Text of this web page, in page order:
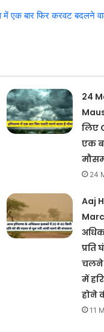
बार फिर करवट बदलने
24
लिए
एक
24
Aaj
चलने
में
होने
11